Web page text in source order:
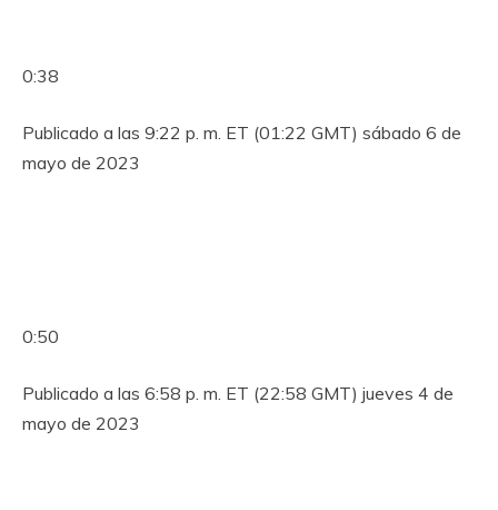
0:38
Publicado a las 9:22 p. m. ET (01:22 GMT) sábado 6 de
mayo de 2023
0:50
Publicado a las 6:58 p. m. ET (22:58 GMT) jueves 4 de
mayo de 2023